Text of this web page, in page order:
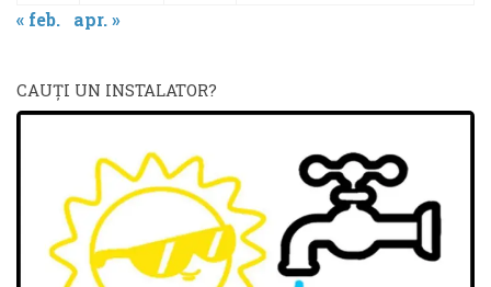
« feb.
apr. »
CAUŢI UN INSTALATOR?